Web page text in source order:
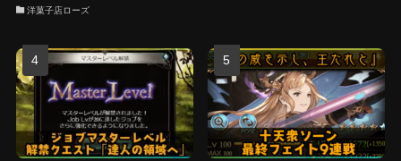
洋菓子店ローズ